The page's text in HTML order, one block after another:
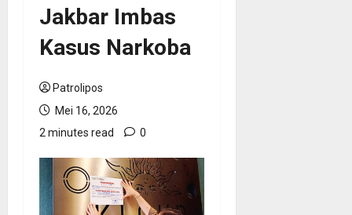
Jakbar Imbas
Kasus Narkoba
Patrolipos
Mei 16, 2026
2 minutes read
0